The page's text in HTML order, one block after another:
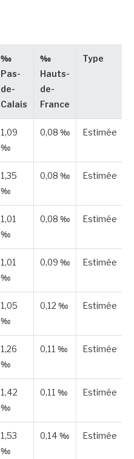
‰
Pas-
de-
Calais
‰
Hauts-
de-
France
Type
1,09
‰
0,08 ‰ Estimée
1,35
‰
0,08 ‰ Estimée
1,01
‰
0,08 ‰ Estimée
1,01
‰
0,09 ‰ Estimée
1,05
‰
0,12 ‰ Estimée
1,26
‰
0,11 ‰ Estimée
1,42
‰
0,11 ‰ Estimée
1,53
‰
0,14 ‰ Estimée